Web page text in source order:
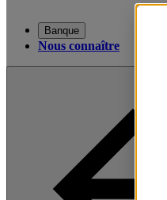
Banque
Nous connaître